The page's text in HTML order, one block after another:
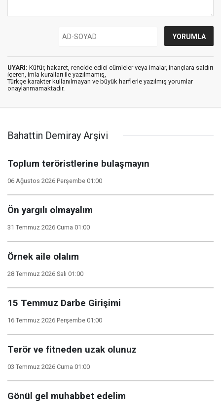
UYARI: Küfür, hakaret, rencide edici cümleler veya imalar, inançlara saldırı
içeren, imla kuralları ile yazılmamış,
Türkçe karakter kullanılmayan ve büyük harflerle yazılmış yorumlar
onaylanmamaktadır.
Bahattin Demiray Arşivi
Toplum teröristlerine bulaşmayın
06 Ağustos 2026 Perşembe 01:00
Ön yargılı olmayalım
31 Temmuz 2026 Cuma 01:00
Örnek aile olalım
28 Temmuz 2026 Salı 01:00
15 Temmuz Darbe Girişimi
16 Temmuz 2026 Perşembe 01:00
Terör ve fitneden uzak olunuz
03 Temmuz 2026 Cuma 01:00
Gönül gel muhabbet edelim